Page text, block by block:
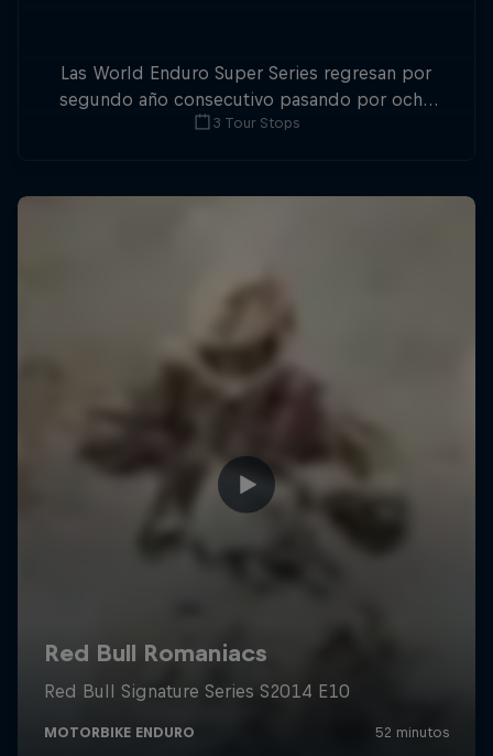
Las World Enduro Super Series regresan por
segundo año consecutivo pasando por ocho
países de Europa. No pierdas detalle.
3 Tour Stops